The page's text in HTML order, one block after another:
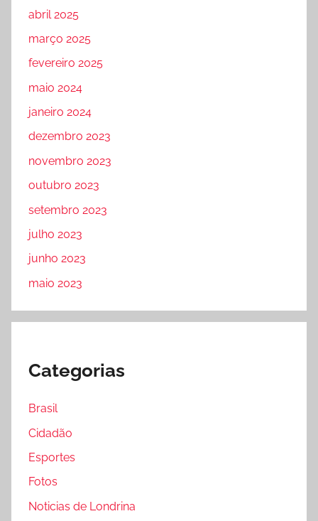
abril 2025
março 2025
fevereiro 2025
maio 2024
janeiro 2024
dezembro 2023
novembro 2023
outubro 2023
setembro 2023
julho 2023
junho 2023
maio 2023
Categorias
Brasil
Cidadão
Esportes
Fotos
Noticias de Londrina